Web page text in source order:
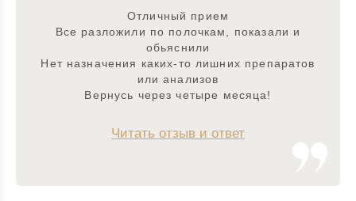
Отличный прием
Все разложили по полочкам, показали и
обьяснили
Нет назначения каких-то лишних препаратов
или анализов
Вернусь через четыре месяца!
Читать отзыв и ответ